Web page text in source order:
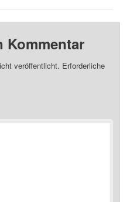
Kommentar
veröffentlicht. Erforderliche